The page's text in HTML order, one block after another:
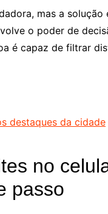
mas a
o poder de
é capaz de filtrar
destaques da cidade
no
passo